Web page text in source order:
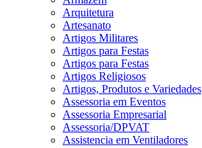
Arquitetura
Artesanato
Artigos Militares
Artigos para Festas
Artigos para Festas
Artigos Religiosos
Artigos, Produtos e Variedades
Assessoria em Eventos
Assessoria Empresarial
Assessoria/DPVAT
Assistencia em Ventiladores